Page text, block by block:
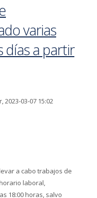
varias
a partir
2023-03-07 15:02
a cabo trabajos de
laboral,
18:00 horas, salvo